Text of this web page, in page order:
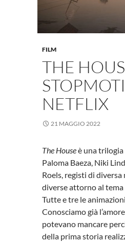
FILM
THE
NETFLIX
21 MAGGIO 2022
The Houseè una
Paloma Baeza, Niki
Roels, registi di
diverse attorno al tema
Tutte e tre le
Conosciamo già
potevano mancare
della prima storia